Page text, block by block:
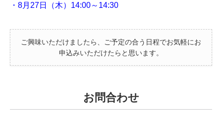
・8月27日（木）14:00～14:30
ご興味いただけましたら、ご予定の合う日程でお気軽にお
申込みいただけたらと思います。
お問合わせ